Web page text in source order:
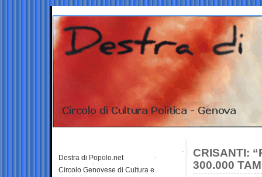
CRISANTI:
300.000
Destra di Popolo.net
Circolo Genovese di Cultura e